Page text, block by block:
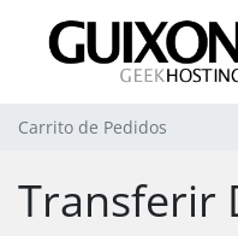
Carrito de Pedidos
Transferir